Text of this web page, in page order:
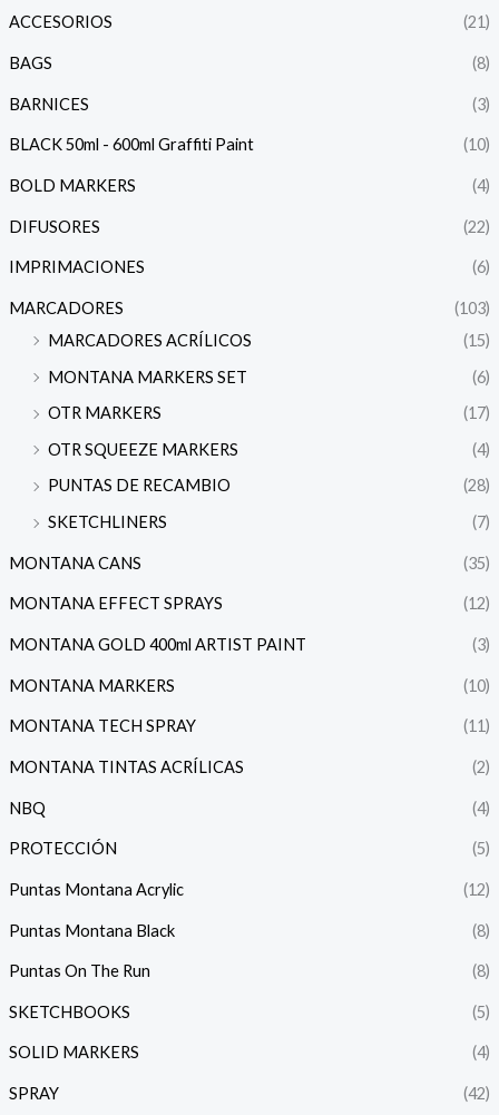
ACCESORIOS (21)
BAGS (8)
BARNICES (3)
BLACK 50ml - 600ml Graffiti Paint (10)
BOLD MARKERS (4)
DIFUSORES (22)
IMPRIMACIONES (6)
MARCADORES
(103)
MARCADORES ACRÍLICOS
(15)
MONTANA MARKERS SET
(6)
OTR MARKERS
(17)
OTR SQUEEZE MARKERS
(4)
PUNTAS DE RECAMBIO
(28)
SKETCHLINERS
(7)
MONTANA CANS (35)
MONTANA EFFECT SPRAYS (12)
MONTANA GOLD 400ml ARTIST PAINT (3)
MONTANA MARKERS (10)
MONTANA TECH SPRAY (11)
MONTANA TINTAS ACRÍLICAS (2)
NBQ (4)
PROTECCIÓN (5)
Puntas Montana Acrylic (12)
Puntas Montana Black (8)
Puntas On The Run (8)
SKETCHBOOKS (5)
SOLID MARKERS (4)
SPRAY (42)